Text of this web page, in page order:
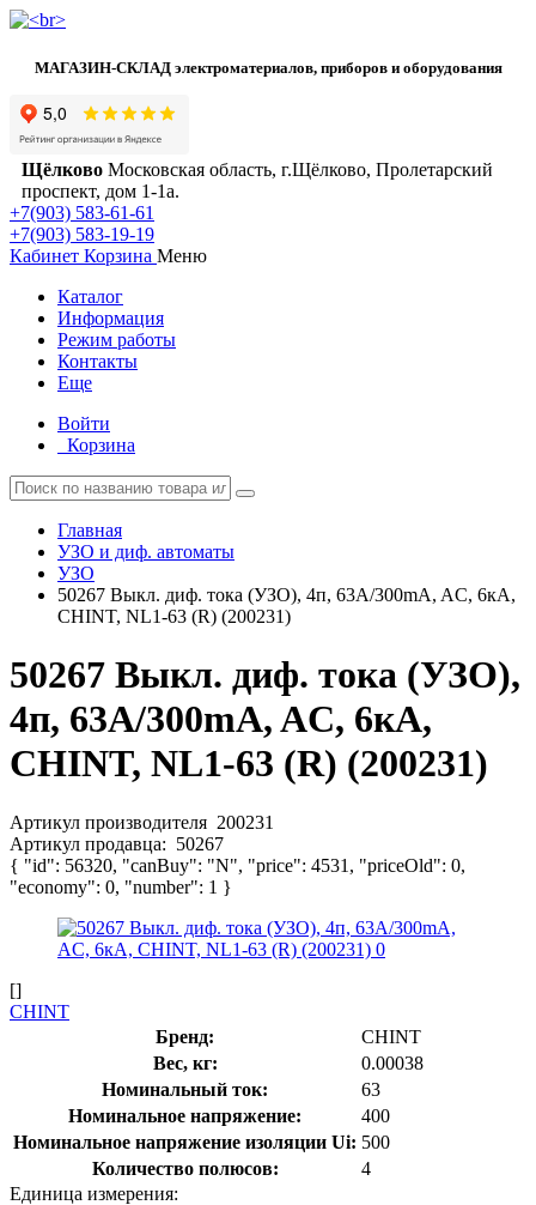
МАГАЗИН-СКЛАД электроматериалов, приборов и оборудования
Щёлково Московская область, г.Щёлково, Пролетарский
проспект, дом 1‑1а.
+7(903) 583-61-61
+7(903) 583-19-19
Кабинет Корзина Меню
Каталог
Информация
Режим работы
Контакты
Еще
Войти
Корзина
Главная
УЗО и диф. автоматы
УЗО
50267 Выкл. диф. тока (УЗО), 4п, 63А/300mA, AC, 6кА,
CHINT, NL1-63 (R) (200231)
50267 Выкл. диф. тока (УЗО),
4п, 63А/300mA, AC, 6кА,
CHINT, NL1-63 (R) (200231)
Артикул производителя 200231
Артикул продавца: 50267
{ "id": 56320, "canBuy": "N", "price": 4531, "priceOld": 0,
"economy": 0, "number": 1 }
[]
CHINT
Бренд:
CHINT
Вес, кг:
0.00038
Номинальный ток:
63
Номинальное напряжение:
400
Номинальное напряжение изоляции Ui: 500
Количество полюсов:
4
Единица измерения: